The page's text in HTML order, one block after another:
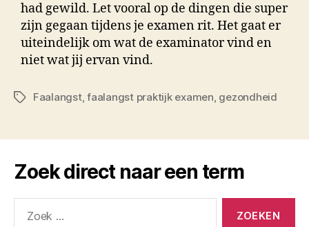
had gewild. Let vooral op de dingen die super
zijn gegaan tijdens je examen rit. Het gaat er
uiteindelijk om wat de examinator vind en
niet wat jij ervan vind.
TagsFaalangst,faalangst praktijk examen, gezondheid
Zoek direct naar een term
naar: